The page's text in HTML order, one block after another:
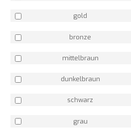
gold
bronze
mittelbraun
dunkelbraun
schwarz
grau